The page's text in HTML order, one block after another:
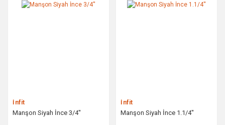
İnfit
Manşon Siyah İnce 3/4''
İnfit
Manşon Siyah İnce 1.1/4''